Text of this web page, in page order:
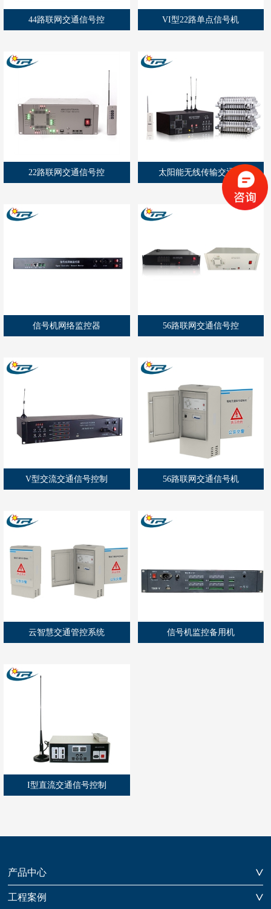
44路联网交通信号控 VI型22路单点信号机
22路联网交通信号控 太阳能无线传输交通信
信号机网络监控器 56路联网交通信号控
V型交流交通信号控制 56路联网交通信号机
云智慧交通管控系统 信号机监控备用机
I型直流交通信号控制
产品中心
工程案例